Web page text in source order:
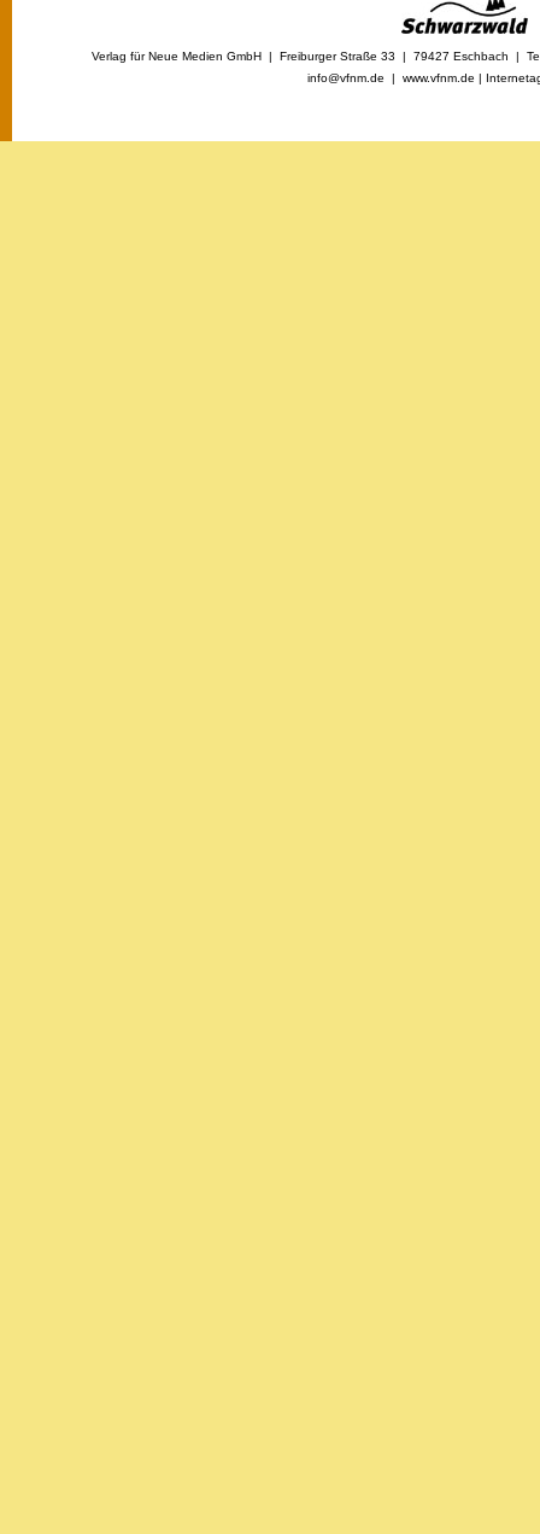
Verlag für Neue Medien GmbH | Freiburger Straße 33 | 79427 Eschbach |
info@vfnm.de | www.vfnm.de |